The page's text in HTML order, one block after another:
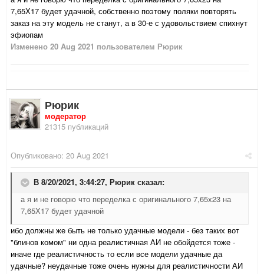
7,65Х17 будет удачной, собственно поэтому поляки повторять
заказ на эту модель не станут, а в 30-е с удовольствием спихнут
эфиопам
Изменено 20 Aug 2021 пользователем Рюрик
Рюрик
модератор
21315 публикаций
Опубликовано: 20 Aug 2021
В 8/20/2021, 3:44:27, Рюрик сказал:
а я и не говорю что переделка с оригинального 7,65х23 на
7,65Х17 будет удачной
ибо должны же быть не только удачные модели - без таких вот
"блинов комом" ни одна реалистичная АИ не обойдется тоже -
иначе где реалистичность то если все модели удачные да
удачные? неудачные тоже очень нужны для реалистичности АИ